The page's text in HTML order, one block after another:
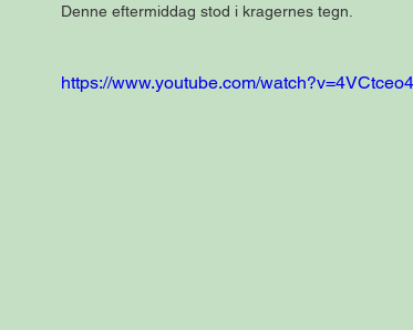
Denne eftermiddag stod i kragernes tegn.
https://www.youtube.com/